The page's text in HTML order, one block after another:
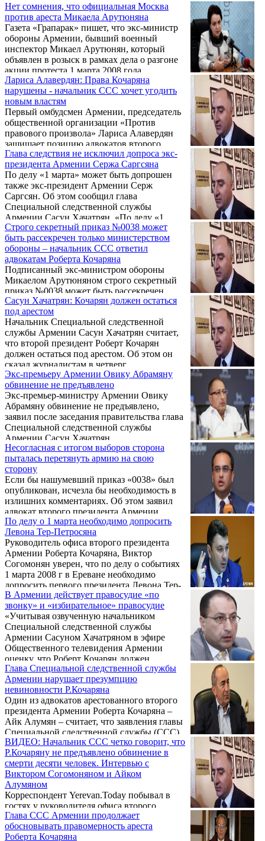
Нет сомнения, что официальная Москва
против ареста Микаела Арутюняна
Газета «Грапарак» пишет, что экс-министр
обороны Армении, бывший военный
инспектор Микаел Арутюнян, который
объявлен в розыск в рамках дела о разгоне
акции протеста 1 марта 2008 года,
находится в Москве. Как утверждают
хорошо информированные источники,
армянские правоохранители знают его
местонахождение, однако не могут
арестовать. Дело в том, что Микаел
Арутюнян является гражданином РФ и есть
подозрения, что официальная Москва не
разрешает арестовать его. Кстати,
начальник Специальной следственной ...
Лариса Алавердян: Права Кочаряна
нарушены - начальник ССС хочет угодить
новым властям
Первый омбудсмен Армении, председатель
общественной организации «Против
правового произвола» Лариса Алавердян
защищает позицию адвокатов второго
президента Армении Роберта Кочаряна и
утверждает, что правовые процессы в
отношении экс-президента – незаконные.
Глава следствия не исключил допроса экс-
президента Армении Сержа Саргсяна
По делу «1 марта» может быть допрошен
также экс-президент Армении Серж
Саргсян. Об этом сообщил глава
Специальной следственной службы
Армении Сасун Хачатрян. «По делу «1
марта» будут допрошены те лица, которые
могут иметь информацию», — сказал
Хачатрян.
Строго секретный приказ №0038 может
быть рассекречен только министерством
обороны – начальник ССС ответил
адвокатам Роберта Кочаряна
Подписанный экс-министром обороны
Микаелом Арутюняном строго секретный
приказ №0038 может быть рассекречен
только министерством обороны Армении,
заявил сегодня на брифинге после
заседания правительства начальник
Специальной следственной службы (ССС)
Армении Сасун Хачатрян, касаясь
заявления адвокатов второго президента
Армении Роберта Кочаряна о том, что
следственный орган должен рассекретить
секретный приказ.
Сасун Хачатрян: Кочарян должен остаться
под арестом
Начальник Специальной следственной
службы Армении Сасун Хачатрян считает,
что второй президент Роберт Кочарян
должен остаться под арестом. Об этом он
сказал журналистам в четверг.
Экс-премьеру Армении Овику Абрамяну
обвинение не предъявлено
Экс-премьер-министру Армении Овику
Абрамяну обвинение не предъявлено,
заявил после заседания правительства глава
Специальной следственной службы
Армении Сасун Хачатрян.
Несогласная с итогом выборов сторона
пыталась перетянуть армию на свою
сторону
Если бы нашумевший приказ «0038» был
опубликован, исчезла бы необходимость в
излишних комментариях. Об этом заявил
адвокат второго президента Армении
Роберта Кочаряна, Айк Алумян, в интервью
Yerevan Today.
По делу о 1 марта необходимо допросить
Левона Тер-Петросяна
Руководитель офиса второго президента
Армении Роберта Кочаряна, Виктор
Согомонян уверен, что по делу о событиях
1 марта 2008 г в Ереване необходимо
допросить первого президента Левона Тер-
Петросяна.
В Армении действует правосудие «по
звонку» и «избирательное» правосудие
«Учитывая озвученную начальником
Специальной следственной службы
Армении Сасуном Хачатряном в эфире
Общественного телевидения Армении
оценку, что Роберт Кочарян должен
оставаться под арестом, подобное решение
генпрокуратуры было для меня
ожидаемым», - заявил в беседе с
корреспондентом Aysor.am вице-спикер
парламента Армении Эдуард Шармазанов.
Глава Специальной следственной службы
Армении нарушает презумпцию
невиновности Р.Кочаряна
Один из адвокатов арестованного второго
президента Армении Роберта Кочаряна –
Айк Алумян – считает, что заявления главы
Специальной следственной службы (ССС)
РА Сасуна Хачатряна нарушают
презумпцию невиновности своего
подзащитного.
ВИДЕО: Начальник ССС четко говорит, что
Р.Кочаряну не предъявлено обвинение в
смерти десяти человек. Интервью с
Виктором Согомоняном и Айком
Алумяном
Корреспондент Yerevan.Today побывал в
гостях у руководителя офиса второго
президента Армении Роберта Кочаряна
Виктора Согомоняна и его адвоката Айка
Алумяна.
Глава ССС Армении продолжает
обосновывать правомерность ареста
Роберта Кочаряна